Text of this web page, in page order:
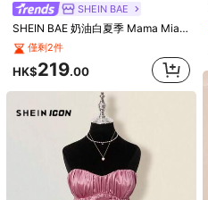
SHEIN PETITE
129.00
SHEIN BAE
SHEIN BAE 奶油白夏季 Mama Mia 約會派對荷葉邊細節雪紡蛋糕裙，海邊度假純色荷葉吊帶休閒女裝，婚禮穿搭
僅剩2件
HK$219.00